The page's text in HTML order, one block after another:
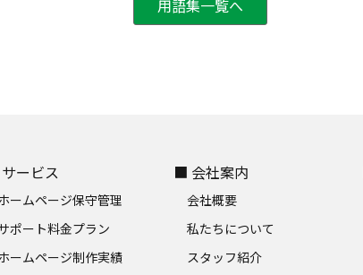
用語集一覧へ
ービス
ームページ保守管理
ポート料金プラン
ームページ制作実績
■ 会社案内
会社概要
私たちについて
スタッフ紹介